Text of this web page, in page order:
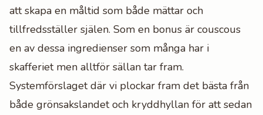
att skapa en måltid som både mättar och
tillfredsställer själen. Som en bonus är couscous
en av dessa ingredienser som många har i
skafferiet men alltför sällan tar fram.
Systemförslaget där vi plockar fram det bästa från
både grönsakslandet och kryddhyllan för att sedan